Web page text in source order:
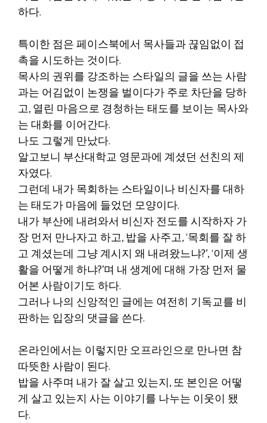
하다.
특이한 점은 페이스북에서 목사들과 끊임없이 접
촉을 시도하는 것이다.
목사의 권위를 강조하는 스타일의 글을 쓰는 사람
과는 어김없이 논쟁을 벌이다가 주로 차단을 당하
고, 열린 마음으로 경청하는 태도를 보이는 목사와
는 대화를 이어간다.
나도 그렇게 만났다.
알고보니 부산대학교 영문과에 계셨던 선친의 제
자였다.
그런데 내가 목회하는 스타일이나 비신자를 대하
는 태도가 마음에 들었던 모양이다.
내가 부산에 내려와서 비신자 전도를 시작하자 가
장 먼저 만나자고 하고, 밥을 사주고, ‘목회를 잘 하
고 계셨는데 그냥 계시지 왜 내려왔느냐?’, ‘이제 생
활을 어떻게 하냐?’며 내 생계에 대해 가장 먼저 물
어본 사람이기도 하다.
그러나 나의 신앙적인 글에는 여전히 기독교를 비
판하는 입장의 댓글을 쓴다.
온라인에서는 이렇지만 오프라인으로 만나면 참
따뜻한 사람이 된다.
밥을 사주며 내가 잘 살고 있는지, 또 본인은 어떻
게 살고 있는지 사는 이야기를 나누는 이웃이 됐
다.